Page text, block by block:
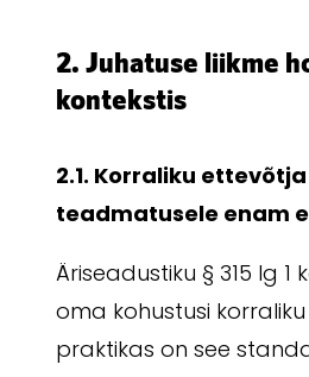
2. Juhatuse liikme
kontekstis
2.1. Korraliku
teadmatusele enam
Äriseadustiku § 315 lg
oma kohustusi
praktikas on see